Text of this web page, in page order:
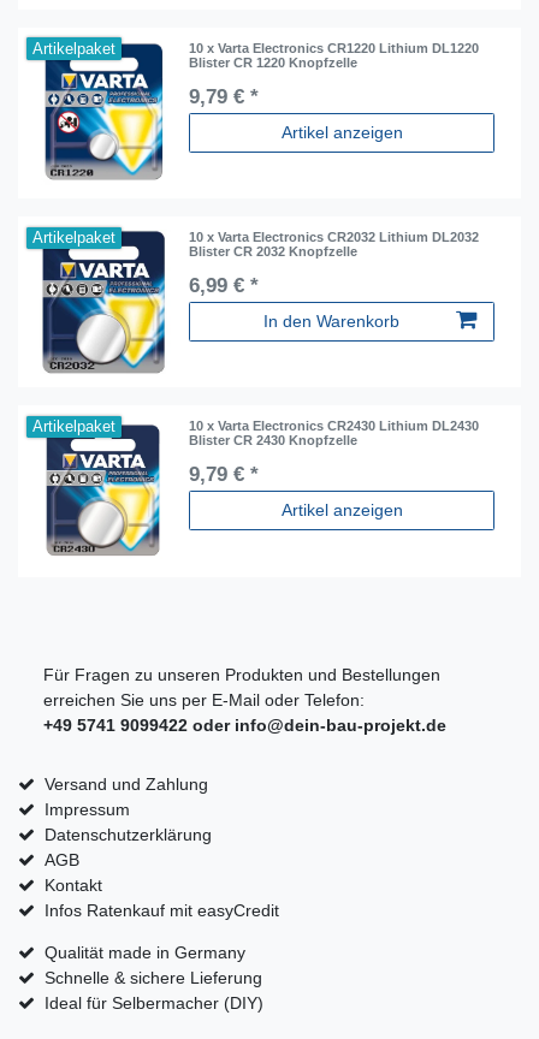
Artikelpaket
10 x Varta Electronics CR1220 Lithium DL1220
Blister CR 1220 Knopfzelle
9,79 € *
Artikel anzeigen
Artikelpaket
10 x Varta Electronics CR2032 Lithium DL2032
Blister CR 2032 Knopfzelle
6,99 € *
In den Warenkorb
Artikelpaket
10 x Varta Electronics CR2430 Lithium DL2430
Blister CR 2430 Knopfzelle
9,79 € *
Artikel anzeigen
Für Fragen zu unseren Produkten und Bestellungen
erreichen Sie uns per E-Mail oder Telefon:
+49 5741 9099422 oder info@dein-bau-projekt.de
Versand und Zahlung
Impressum
Datenschutzerklärung
AGB
Kontakt
Infos Ratenkauf mit easyCredit
Qualität made in Germany
Schnelle & sichere Lieferung
Ideal für Selbermacher (DIY)